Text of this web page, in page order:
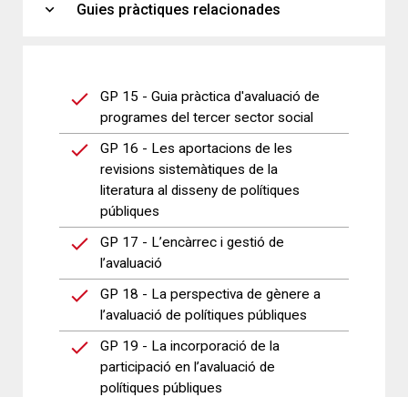
expand_more Guies pràctiques relacionades
GP 15 - Guia pràctica d'avaluació de
programes del tercer sector social
GP 16 - Les aportacions de les
revisions sistemàtiques de la
literatura al disseny de polítiques
públiques
GP 17 - L’encàrrec i gestió de
l’avaluació
GP 18 - La perspectiva de gènere a
l’avaluació de polítiques públiques
GP 19 - La incorporació de la
participació en l’avaluació de
polítiques públiques